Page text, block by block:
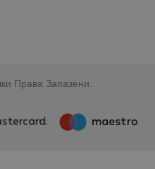
Права Запазени.